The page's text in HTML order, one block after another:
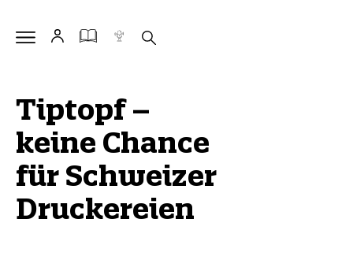
Tiptopf –
keine Chance
für Schweizer
Druckereien